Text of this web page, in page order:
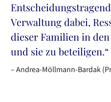
Verwaltung dabei,
dieser Familien in
und sie zu beteiligen.“
– Andrea-Möllmann-Bardak